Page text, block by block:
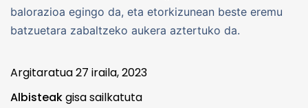
balorazioa egingo da, eta etorkizunean beste eremu
batzuetara zabaltzeko aukera aztertuko da.
Argitaratua27 iraila, 2023
Albisteakgisa sailkatuta